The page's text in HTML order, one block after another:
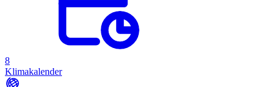
8
Klimakalender